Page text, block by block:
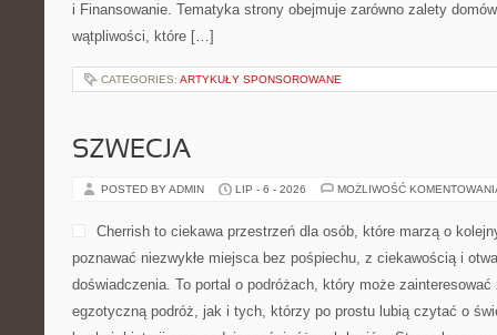
i Finansowanie. Tematyka strony obejmuje zarówno zalety
wątpliwości, które […]
CATEGORIES: ARTYKUŁY SPONSOROWANE
SZWECJA
POSTED BY ADMIN LIP - 6 - 2026 MOŻLIWOŚĆ
Cherrish to ciekawa przestrzeń dla osób, które marzą o
poznawać niezwykłe miejsca bez pośpiechu, z ciekawością i
doświadczenia. To portal o podróżach, który może
egzotyczną podróż, jak i tych, którzy po prostu lubią czytać o